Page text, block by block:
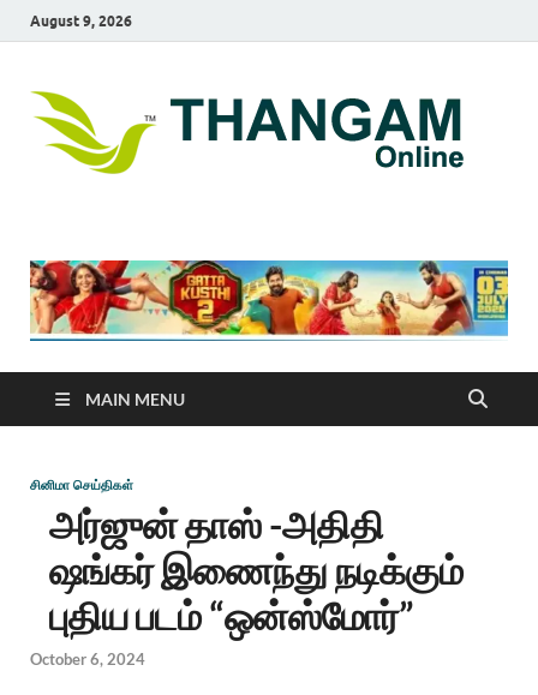
August 9, 2026
MAIN MENU
சினிமா செய்திகள்
அர்ஜுன் தாஸ் -அதிதி
ஷங்கர் இணைந்து நடிக்கும்
புதிய படம் “ஒன்ஸ்மோர்”
October 6, 2024